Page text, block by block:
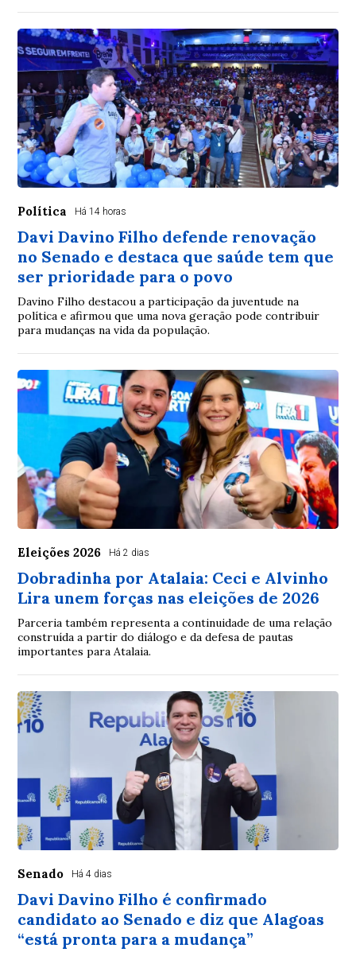
Política Há 14 horas
Davi Davino Filho defende renovação
no Senado e destaca que saúde tem que
ser prioridade para o povo
Davino Filho destacou a participação da juventude na
política e afirmou que uma nova geração pode contribuir
para mudanças na vida da população.
Eleições 2026 Há 2 dias
Dobradinha por Atalaia: Ceci e Alvinho
Lira unem forças nas eleições de 2026
Parceria também representa a continuidade de uma relação
construída a partir do diálogo e da defesa de pautas
importantes para Atalaia.
Senado Há 4 dias
Davi Davino Filho é confirmado
candidato ao Senado e diz que Alagoas
“está pronta para a mudança”